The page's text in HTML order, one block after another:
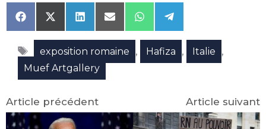
Share
on
Facebook
Share
on
X
(Twitter)
Share
on
LinkedIn
Share
on
Email
Share
on
WhatsApp
Share
on
Telegram
Étiquettes
exposition romaine , Hafiza , Italie ,
Muef Artgallery
Article précédent Article suivant